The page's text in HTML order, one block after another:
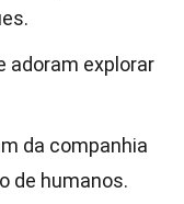
adoram explorar
da companhia
de humanos.